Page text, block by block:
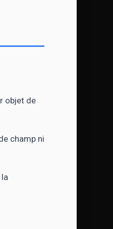
objet de
champ ni